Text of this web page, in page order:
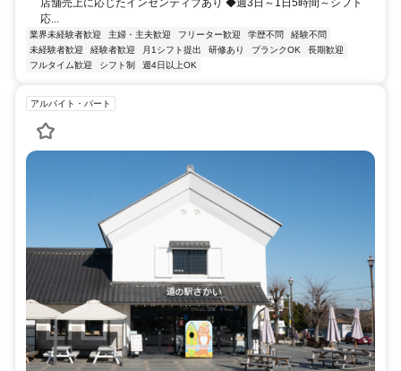
店舗売上に応じたインセンティブあり ◆週3日～1日5時間～シフト
応...
業界未経験者歓迎 主婦・主夫歓迎 フリーター歓迎 学歴不問
経験不問
未経験者歓迎
経験者歓迎 月1シフト提出 研修あり ブランクOK
長期歓迎
フルタイム歓迎
シフト制 週4日以上OK
アルバイト・パート